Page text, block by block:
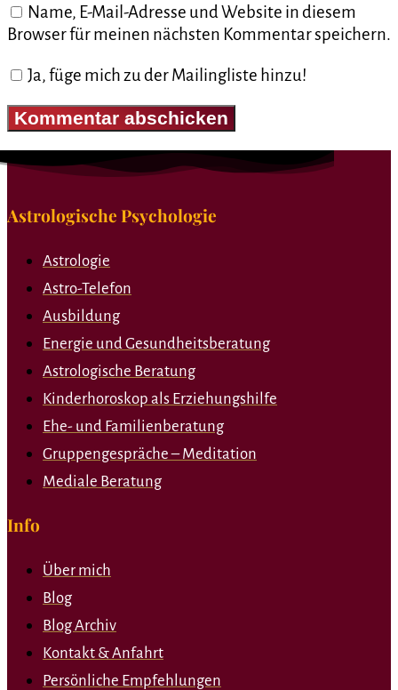
Name, E-Mail-Adresse und Website in diesem
Browser für meinen nächsten Kommentar speichern.
Ja, füge mich zu der Mailingliste hinzu!
Astrologische Psychologie
Astrologie
Astro-Telefon
Ausbildung
Energie und Gesundheitsberatung
Astrologische Beratung
Kinderhoroskop als Erziehungshilfe
Ehe- und Familienberatung
Gruppengespräche – Meditation
Mediale Beratung
Info
Über mich
Blog
Blog Archiv
Kontakt & Anfahrt
Persönliche Empfehlungen